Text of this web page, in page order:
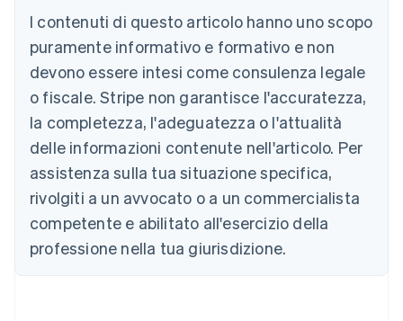
I contenuti di questo articolo hanno uno scopo
puramente informativo e formativo e non
devono essere intesi come consulenza legale
o fiscale. Stripe non garantisce l'accuratezza,
la completezza, l'adeguatezza o l'attualità
delle informazioni contenute nell'articolo. Per
assistenza sulla tua situazione specifica,
rivolgiti a un avvocato o a un commercialista
competente e abilitato all'esercizio della
professione nella tua giurisdizione.
Austria
Deutsch English
Belgio
NederlandsFrançaisDeutschEnglish
PortuguêsEnglish
Bulgaria
English
Canada
English Français
Cina continentale
Cipro
English